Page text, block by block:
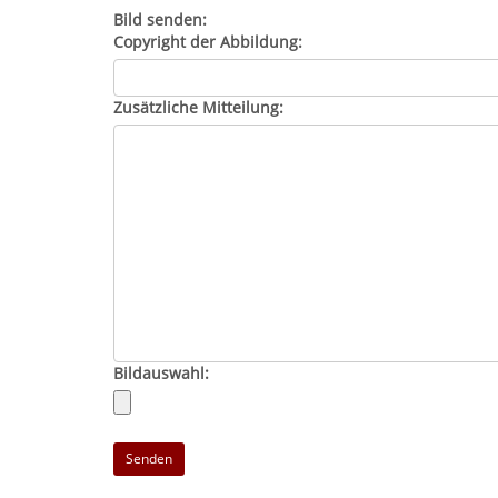
Bild senden:
Copyright der Abbildung:
Zusätzliche Mitteilung:
Bildauswahl: